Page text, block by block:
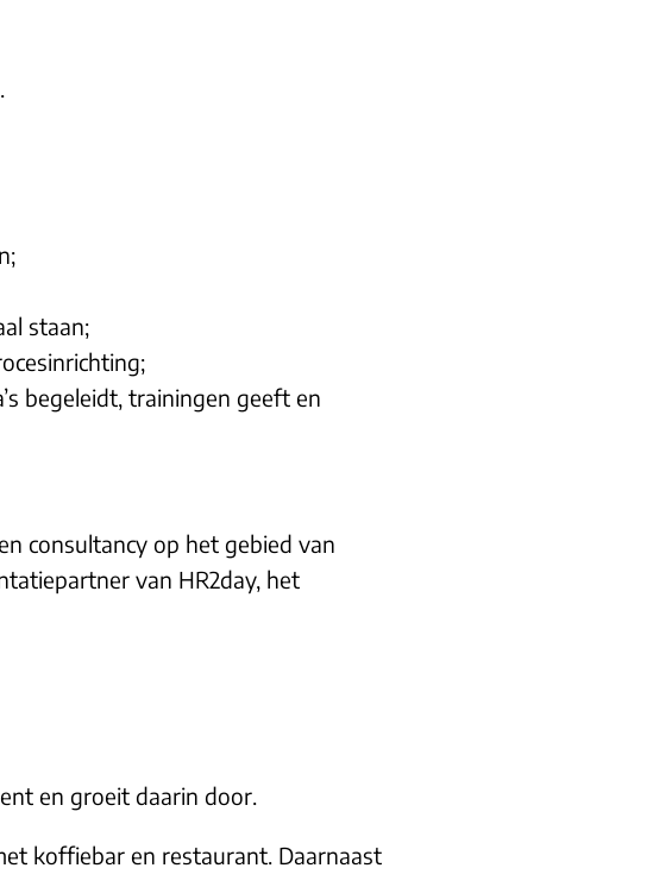
staan;
begeleidt, trainingen geeft en
consultancy op het gebied van
van HR2day, het
en groeit daarin door.
koffiebar en restaurant. Daarnaast